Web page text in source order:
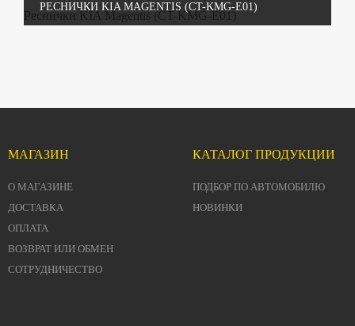
РЕСНИЧКИ KIA MAGENTIS (CT-KMG-E01)
Реснички KIA Magentis (CT-KMG-E01)
МАГАЗИН
О МАГАЗИНЕ
ДОСТАВКА
ОПЛАТА
ВОЗВРАТ ИЛИ ОБМЕН
СОТРУДНИЧЕСТВО
КАТАЛОГ ПРОДУКЦИИ
ПОДБОР ПО АВТОМОБИЛЮ
НОВИНКИ